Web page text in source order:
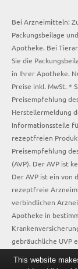
Bei Arzneimitteln:
Packungsbeilage
Apotheke. Bei
Sie die
in Ihrer Apotheke.
Preise inkl. MwSt. *
Preisempfehlung
Herstellermeldung
Informationsstelle
rezeptfreien
Preisempfehlung
(AVP). Der AVP ist
Der AVP ist ein von
rezeptfreie
verbindlichen
Apotheke in
gebräuchliche UVP
This website